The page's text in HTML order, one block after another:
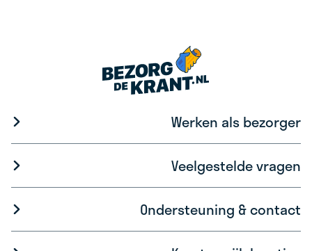
Werken als bezorger
Veelgestelde vragen
Ondersteuning & contact